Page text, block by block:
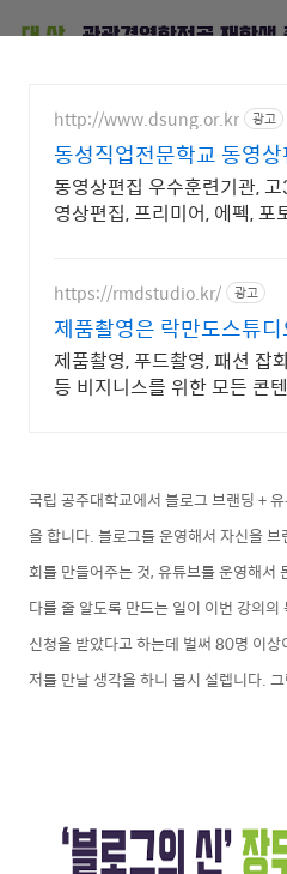
http://www.dsung.or.kr 광고
동성직업전문학교 동영
최신 AI활용 기능 습득
동영상편집 우수훈련기관,
영상편집, 프리미어, 에펙, 포
무능력 완성
https://rmdstudio.kr/ 광고
제품촬영은 락만도스튜
품사진촬영전문
제품촬영, 푸드촬영, 패션 잡
등 비지니스를 위한 모든 콘
국립 공주대학교에서 블로그 브랜딩 +
을 합니다. 블로그를 운영해서 자신을
회를 만들어주는 것, 유튜브를 운영해서
다룰 줄 알도록 만드는 일이 이번 강의
신청을 받았다고 하는데 벌써 80명 이
저를만날 생각을 하니 몹시 설렙니다.